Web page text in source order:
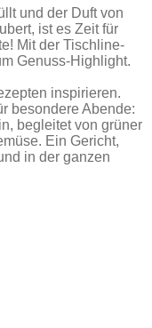
und der Duft von
ist es Zeit für
Mit der Tischline-
Genuss-Highlight.
inspirieren.
besondere Abende:
begleitet von grüner
Ein Gericht,
in der ganzen